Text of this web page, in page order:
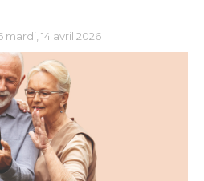
mardi, 14 avril 2026